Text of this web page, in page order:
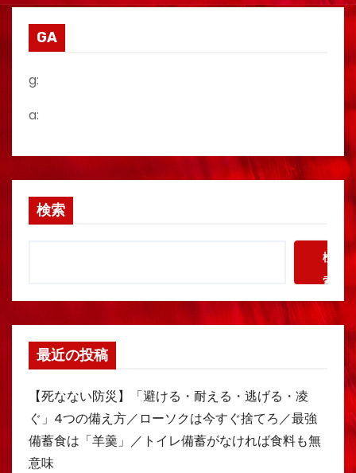
GA
g:
a:
検索
検
索
最近の投稿
【死なない防災】「避ける・耐える・逃げる・凌
ぐ」4つの備え方／ローソクは今すぐ捨てろ／最強
備蓄食は「羊羹」／トイレ備蓄がなければ食料も無
意味